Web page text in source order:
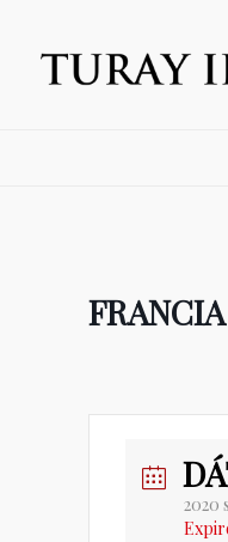
2020